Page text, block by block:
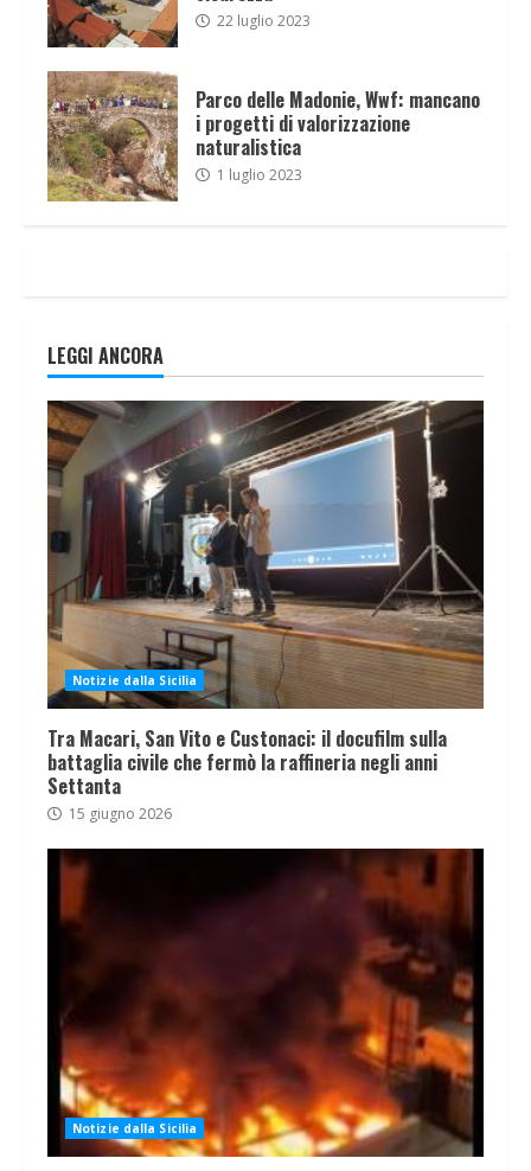
22 luglio 2023
Parco delle Madonie, Wwf: mancano
i progetti di valorizzazione
naturalistica
1 luglio 2023
LEGGI ANCORA
Notizie dalla Sicilia
Tra Macari, San Vito e Custonaci: il docufilm sulla
battaglia civile che fermò la raffineria negli anni
Settanta
15 giugno 2026
Notizie dalla Sicilia